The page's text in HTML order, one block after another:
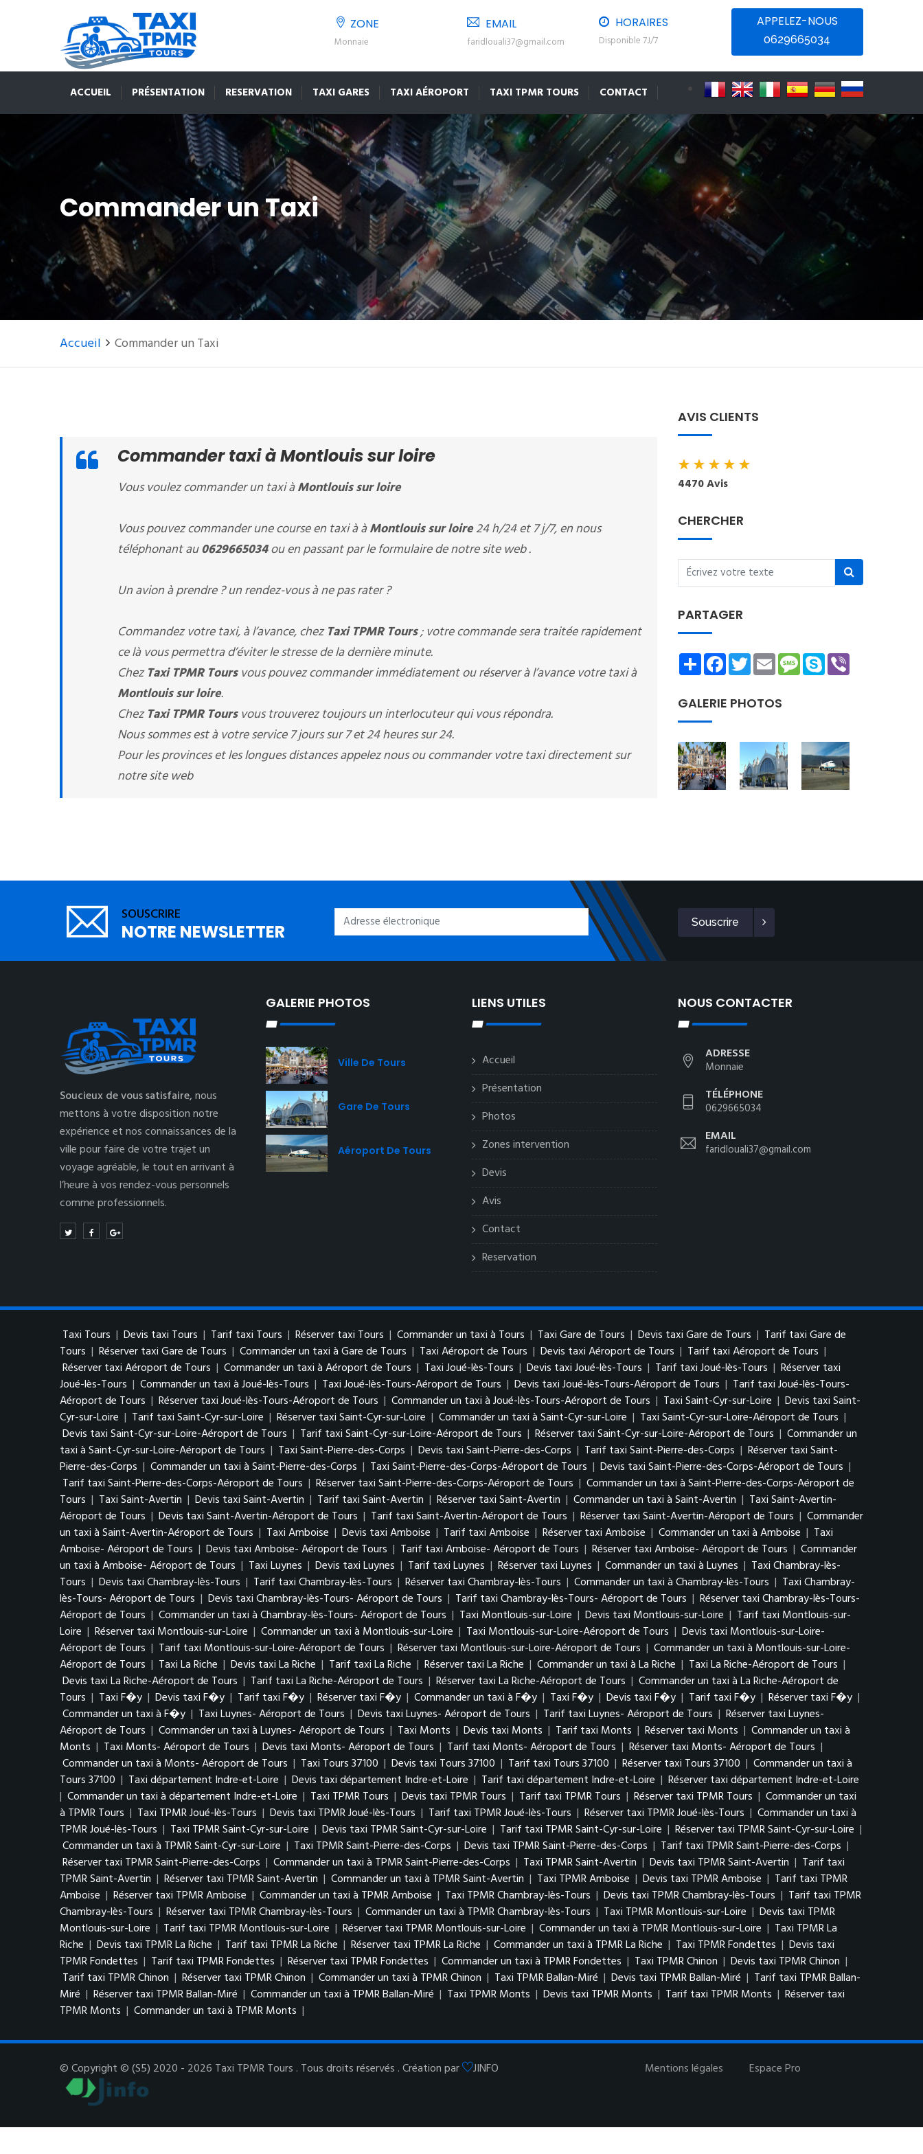
ZONE
Monnaie
EMAIL
faridlouali37@gmail.com
HORAIRES
Disponible 7J/7
APPELEZ-NOUS
0629665034
ACCUEIL PRÉSENTATION RESERVATION TAXI GARES TAXI AÉROPORT TAXI TPMR TOURS CONTACT
Commander un Taxi
Accueil Commander un Taxi
Commander taxi à Montlouis sur loire
Vous voulez commander un taxi àMontlouis sur loire
Vous pouvez commander une course en taxi à àMontlouis sur loire24 h/24 et 7 j/7, en nous
téléphonant au0629665034ou en passant par le formulaire de notre site web .
Un avion à prendre ? un rendez-vous à ne pas rater ?
Commandez votre taxi, à l’avance, chezTaxi TPMR Tours; votre commande sera traitée rapidement
ce là vous permettra d’éviter le stresse de la dernière minute.
ChezTaxi TPMR Toursvous pouvez commander immédiatement ou réserver à l’avance votre taxi à
Montlouis sur loire.
ChezTaxi TPMR Toursvous trouverez toujours un interlocuteur qui vous répondra.
Nous sommes est à votre service 7 jours sur 7 et 24 heures sur 24.
Pour les provinces et les longues distances appelez nous ou commander votre taxi directement sur
notre site web
AVIS CLIENTS
★★★★★
4470 Avis
CHERCHER
PARTAGER
ShareFacebookTwitterEmailMessage
Skype
GALERIE PHOTOS
SOUSCRIRE
NOTRE NEWSLETTER Souscrire
Soucieux de vous satisfaire,nous
mettons à votre disposition notre
expérience et nos connaissances de la
ville pour faire de votre trajet un
voyage agréable, le tout en arrivant à
l’heure à vos rendez-vous personnels
comme professionnels.
GALERIE PHOTOS
Ville De Tours
Gare De Tours
Aéroport De Tours
LIENS UTILES
Accueil
Présentation
Photos
Zones intervention
Devis
Avis
Contact
Reservation
NOUS CONTACTER
ADRESSE
Monnaie
TÉLÉPHONE
0629665034
EMAIL
faridlouali37@gmail.com
Taxi Tours | Devis taxi Tours | Tarif taxi Tours | Réserver taxi Tours | Commander un taxi à Tours | Taxi Gare de Tours | Devis taxi Gare de Tours | Tarif taxi Gare de
Tours | Réserver taxi Gare de Tours | Commander un taxi à Gare de Tours | Taxi Aéroport de Tours | Devis taxi Aéroport de Tours | Tarif taxi Aéroport de Tours |
Réserver taxi Aéroport de Tours | Commander un taxi à Aéroport de Tours | Taxi Joué-lès-Tours | Devis taxi Joué-lès-Tours | Tarif taxi Joué-lès-Tours | Réserver taxi
Joué-lès-Tours | Commander un taxi à Joué-lès-Tours | Taxi Joué-lès-Tours-Aéroport de Tours | Devis taxi Joué-lès-Tours-Aéroport de Tours | Tarif taxi Joué-lès-Tours-
Aéroport de Tours | Réserver taxi Joué-lès-Tours-Aéroport de Tours | Commander un taxi à Joué-lès-Tours-Aéroport de Tours | Taxi Saint-Cyr-sur-Loire | Devis taxi Saint-
Cyr-sur-Loire | Tarif taxi Saint-Cyr-sur-Loire | Réserver taxi Saint-Cyr-sur-Loire | Commander un taxi à Saint-Cyr-sur-Loire | Taxi Saint-Cyr-sur-Loire-Aéroport de Tours |
Devis taxi Saint-Cyr-sur-Loire-Aéroport de Tours | Tarif taxi Saint-Cyr-sur-Loire-Aéroport de Tours | Réserver taxi Saint-Cyr-sur-Loire-Aéroport de Tours | Commander un
taxi à Saint-Cyr-sur-Loire-Aéroport de Tours | Taxi Saint-Pierre-des-Corps | Devis taxi Saint-Pierre-des-Corps | Tarif taxi Saint-Pierre-des-Corps | Réserver taxi Saint-
Pierre-des-Corps | Commander un taxi à Saint-Pierre-des-Corps | Taxi Saint-Pierre-des-Corps-Aéroport de Tours | Devis taxi Saint-Pierre-des-Corps-Aéroport de Tours |
Tarif taxi Saint-Pierre-des-Corps-Aéroport de Tours | Réserver taxi Saint-Pierre-des-Corps-Aéroport de Tours | Commander un taxi à Saint-Pierre-des-Corps-Aéroport de
Tours | Taxi Saint-Avertin | Devis taxi Saint-Avertin | Tarif taxi Saint-Avertin | Réserver taxi Saint-Avertin | Commander un taxi à Saint-Avertin | Taxi Saint-Avertin-
Aéroport de Tours | Devis taxi Saint-Avertin-Aéroport de Tours | Tarif taxi Saint-Avertin-Aéroport de Tours | Réserver taxi Saint-Avertin-Aéroport de Tours | Commander
un taxi à Saint-Avertin-Aéroport de Tours | Taxi Amboise | Devis taxi Amboise | Tarif taxi Amboise | Réserver taxi Amboise | Commander un taxi à Amboise | Taxi
Amboise- Aéroport de Tours | Devis taxi Amboise- Aéroport de Tours | Tarif taxi Amboise- Aéroport de Tours | Réserver taxi Amboise- Aéroport de Tours | Commander
un taxi à Amboise- Aéroport de Tours | Taxi Luynes | Devis taxi Luynes | Tarif taxi Luynes | Réserver taxi Luynes | Commander un taxi à Luynes | Taxi Chambray-lès-
Tours | Devis taxi Chambray-lès-Tours | Tarif taxi Chambray-lès-Tours | Réserver taxi Chambray-lès-Tours | Commander un taxi à Chambray-lès-Tours | Taxi Chambray-
lès-Tours- Aéroport de Tours | Devis taxi Chambray-lès-Tours- Aéroport de Tours | Tarif taxi Chambray-lès-Tours- Aéroport de Tours | Réserver taxi Chambray-lès-Tours-
Aéroport de Tours | Commander un taxi à Chambray-lès-Tours- Aéroport de Tours | Taxi Montlouis-sur-Loire | Devis taxi Montlouis-sur-Loire | Tarif taxi Montlouis-sur-
Loire | Réserver taxi Montlouis-sur-Loire | Commander un taxi à Montlouis-sur-Loire | Taxi Montlouis-sur-Loire-Aéroport de Tours | Devis taxi Montlouis-sur-Loire-
Aéroport de Tours | Tarif taxi Montlouis-sur-Loire-Aéroport de Tours | Réserver taxi Montlouis-sur-Loire-Aéroport de Tours | Commander un taxi à Montlouis-sur-Loire-
Aéroport de Tours | Taxi La Riche | Devis taxi La Riche | Tarif taxi La Riche | Réserver taxi La Riche | Commander un taxi à La Riche | Taxi La Riche-Aéroport de Tours |
Devis taxi La Riche-Aéroport de Tours | Tarif taxi La Riche-Aéroport de Tours | Réserver taxi La Riche-Aéroport de Tours | Commander un taxi à La Riche-Aéroport de
Tours | Taxi F�y | Devis taxi F�y | Tarif taxi F�y | Réserver taxi F�y | Commander un taxi à F�y | Taxi F�y | Devis taxi F�y | Tarif taxi F�y | Réserver taxi F�y |
Commander un taxi à F�y | Taxi Luynes- Aéroport de Tours | Devis taxi Luynes- Aéroport de Tours | Tarif taxi Luynes- Aéroport de Tours | Réserver taxi Luynes-
Aéroport de Tours | Commander un taxi à Luynes- Aéroport de Tours | Taxi Monts | Devis taxi Monts | Tarif taxi Monts | Réserver taxi Monts | Commander un taxi à
Monts | Taxi Monts- Aéroport de Tours | Devis taxi Monts- Aéroport de Tours | Tarif taxi Monts- Aéroport de Tours | Réserver taxi Monts- Aéroport de Tours |
Commander un taxi à Monts- Aéroport de Tours | Taxi Tours 37100 | Devis taxi Tours 37100 | Tarif taxi Tours 37100 | Réserver taxi Tours 37100 | Commander un taxi à
Tours 37100 | Taxi département Indre-et-Loire | Devis taxi département Indre-et-Loire | Tarif taxi département Indre-et-Loire | Réserver taxi département Indre-et-Loire
| Commander un taxi à département Indre-et-Loire | Taxi TPMR Tours | Devis taxi TPMR Tours | Tarif taxi TPMR Tours | Réserver taxi TPMR Tours | Commander un taxi
à TPMR Tours | Taxi TPMR Joué-lès-Tours | Devis taxi TPMR Joué-lès-Tours | Tarif taxi TPMR Joué-lès-Tours | Réserver taxi TPMR Joué-lès-Tours | Commander un taxi à
TPMR Joué-lès-Tours | Taxi TPMR Saint-Cyr-sur-Loire | Devis taxi TPMR Saint-Cyr-sur-Loire | Tarif taxi TPMR Saint-Cyr-sur-Loire | Réserver taxi TPMR Saint-Cyr-sur-Loire |
Commander un taxi à TPMR Saint-Cyr-sur-Loire | Taxi TPMR Saint-Pierre-des-Corps | Devis taxi TPMR Saint-Pierre-des-Corps | Tarif taxi TPMR Saint-Pierre-des-Corps |
Réserver taxi TPMR Saint-Pierre-des-Corps | Commander un taxi à TPMR Saint-Pierre-des-Corps | Taxi TPMR Saint-Avertin | Devis taxi TPMR Saint-Avertin | Tarif taxi
TPMR Saint-Avertin | Réserver taxi TPMR Saint-Avertin | Commander un taxi à TPMR Saint-Avertin | Taxi TPMR Amboise | Devis taxi TPMR Amboise | Tarif taxi TPMR
Amboise | Réserver taxi TPMR Amboise | Commander un taxi à TPMR Amboise | Taxi TPMR Chambray-lès-Tours | Devis taxi TPMR Chambray-lès-Tours | Tarif taxi TPMR
Chambray-lès-Tours | Réserver taxi TPMR Chambray-lès-Tours | Commander un taxi à TPMR Chambray-lès-Tours | Taxi TPMR Montlouis-sur-Loire | Devis taxi TPMR
Montlouis-sur-Loire | Tarif taxi TPMR Montlouis-sur-Loire | Réserver taxi TPMR Montlouis-sur-Loire | Commander un taxi à TPMR Montlouis-sur-Loire | Taxi TPMR La
Riche | Devis taxi TPMR La Riche | Tarif taxi TPMR La Riche | Réserver taxi TPMR La Riche | Commander un taxi à TPMR La Riche | Taxi TPMR Fondettes | Devis taxi
TPMR Fondettes | Tarif taxi TPMR Fondettes | Réserver taxi TPMR Fondettes | Commander un taxi à TPMR Fondettes | Taxi TPMR Chinon | Devis taxi TPMR Chinon |
Tarif taxi TPMR Chinon | Réserver taxi TPMR Chinon | Commander un taxi à TPMR Chinon | Taxi TPMR Ballan-Miré | Devis taxi TPMR Ballan-Miré | Tarif taxi TPMR Ballan-
Miré | Réserver taxi TPMR Ballan-Miré | Commander un taxi à TPMR Ballan-Miré | Taxi TPMR Monts | Devis taxi TPMR Monts | Tarif taxi TPMR Monts | Réserver taxi
TPMR Monts | Commander un taxi à TPMR Monts |
© Copyright © (S5) 2020 - 2026 Taxi TPMR Tours . Tous droits réservés . Création par JINFO Mentions légales Espace Pro